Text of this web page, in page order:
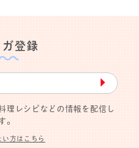
ガ登録
▶︎
理レシピなどの情報を配信し
。
方はこちら